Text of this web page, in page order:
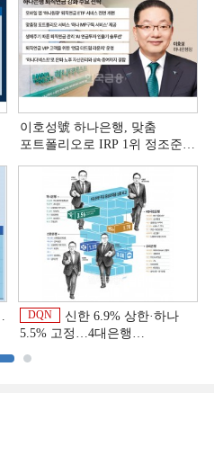
이호성號 하나은행, 맞춤
포트폴리오로 IRP 1위 정조준
DQN
신한 6.9% 상한·하나
5.5% 고정…4대은행